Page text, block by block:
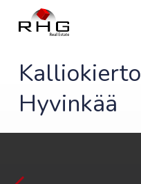
Hyvinkää